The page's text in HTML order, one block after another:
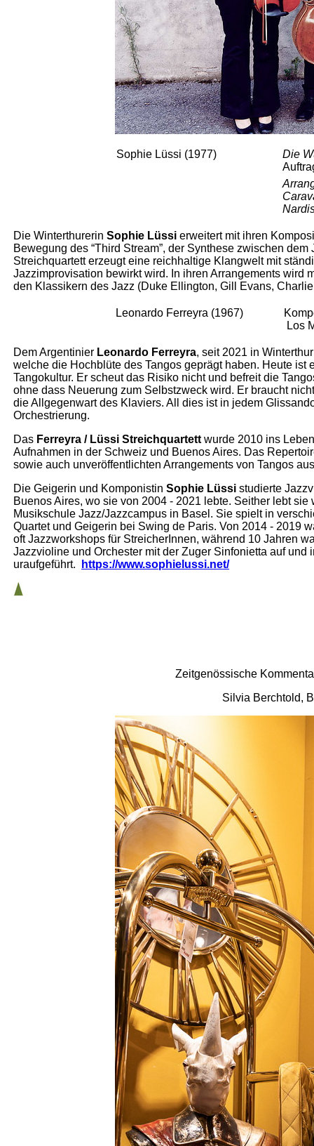
Sophie Lüssi (1977)
Die
Die Winterthurerin Sophie Lüssi erweitert mit ihren
Bewegung des “Third Stream”, der Synthese zwischen
Streichquartett erzeugt eine reichhaltige Klangwelt mit
Jazzimprovisation bewirkt wird. In ihren Arrangements wird
den Klassikern des Jazz (Duke Ellington, Gill Evans,
Leonardo Ferreyra (1967)
Los
Dem Argentinier Leonardo Ferreyra, seit 2021 in
welche die Hochblüte des Tangos geprägt haben. Heute
Tangokultur. Er scheut das Risiko nicht und befreit die
ohne dass Neuerung zum Selbstzweck wird. Er braucht
die Allgegenwart des Klaviers. All dies ist in jedem
Orchestrierung.
Das Ferreyra / Lüssi Streichquartett wurde 2010 ins
Aufnahmen in der Schweiz und Buenos Aires. Das
sowie auch unveröffentlichten Arrangements von Tangos
Die Geigerin und Komponistin Sophie Lüssi studierte
Buenos Aires, wo sie von 2004 - 2021 lebte. Seither lebt
Musikschule Jazz/Jazzcampus in Basel. Sie spielt in
Quartet und Geigerin bei Swing de Paris. Von 2014 - 2019
oft Jazzworkshops für StreicherInnen, während 10 Jahren
Jazzvioline und Orchester mit der Zuger Sinfonietta auf
uraufgeführt.
https://www.sophielussi.net/
Zeitgenössische
Silvia Berchtold,